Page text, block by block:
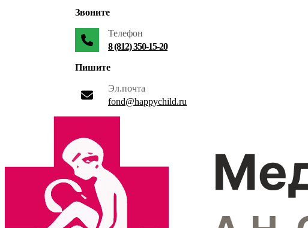
Звоните
Телефон
8 (812) 350-15-20
Пишите
Эл.почта
fond@happychild.ru